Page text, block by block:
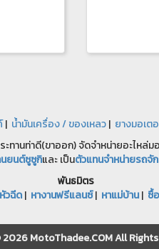
| น้ำมันเครื่อง / ของเหลว| ยางมอเต
านท่าดี(ขาออก) จัดจำหน่ายอะไหล่ม
ยนต์ซูซูกิและ เป็นตัวแทนจำหน่ายรถจั
พันธมิตร
วฉีด| หางานฟรีแลนซ์| หาแม่บ้าน| ซื้
MotoThadee.COM All